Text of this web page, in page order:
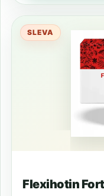
SLEVA
Flexihotin